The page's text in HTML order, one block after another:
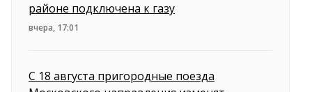
районе подключена к газу
вчера, 17:01
С 18 августа пригородные поезда